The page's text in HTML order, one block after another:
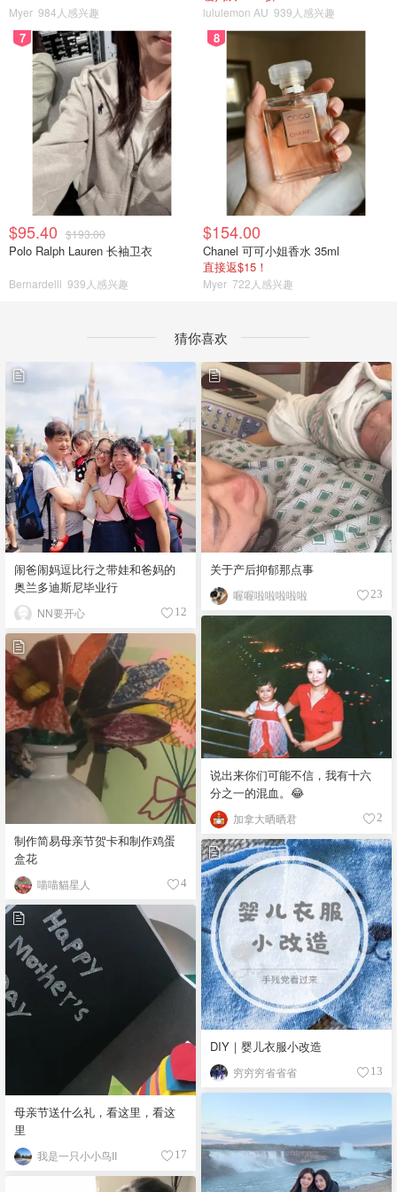
Myer 984人感兴趣 lululemon AU 939人感兴趣
7
$95.40 $193.00
Polo Ralph Lauren 长袖卫衣
Bernardelli 939人感兴趣
8
$154.00
Chanel 可可小姐香水 35ml
直接返$15！
Myer 722人感兴趣
猜你喜欢
闹爸闹妈逗比行之带娃和爸妈的
奥兰多迪斯尼毕业行
NN要开心 12
关于产后抑郁那点事
喔喔啦啦啦啦啦 23
说出来你们可能不信，我有十六
分之一的混血。😂
加拿大晒晒君 2
制作简易母亲节贺卡和制作鸡蛋
盒花
喵喵貓星人 4
DIY｜婴儿衣服小改造
穷穷穷省省省 13
母亲节送什么礼，看这里，看这
里
我是一只小小鸟II 17